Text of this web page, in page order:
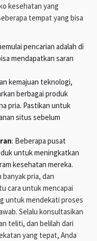
kesehatan yang
tempat yang bisa
pencarian adalah di
mendapatkan saran
kemajuan teknologi,
berbagai produk
pria. Pastikan untuk
situs sebelum
: Beberapa pusat
untuk meningkatkan
kesehatan mereka.
pria, dan
cara untuk mencapai
untuk mendekati proses
Selalu konsultasikan
teliti, dan belilah dari
yang tepat, Anda